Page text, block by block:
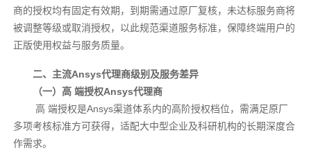
商的授权均有固定有效期，到期需通过原厂复核，未达标服务商将
被调整等级或取消授权，以此规范渠道服务标准，保障终端用户的
正版使用权益与服务质量。
二、主流Ansys代理商级别及服务差异
（一）高 端授权Ansys代理商
高 端授权是Ansys渠道体系内的高阶授权档位，需满足原厂
多项考核标准方可获得，适配大中型企业及科研机构的长期深度合
作需求。